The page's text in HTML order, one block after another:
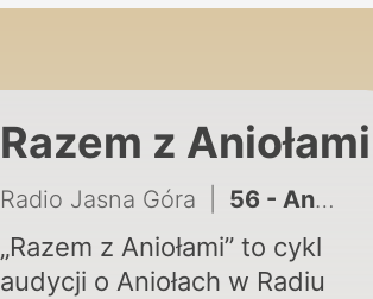
Razem z Aniołami
Radio Jasna Góra 56 - Anielska konferencja s. Joanny Andruszczyszyny CSA
„Razem z Aniołami” to cykl
audycji o Aniołach w Radiu